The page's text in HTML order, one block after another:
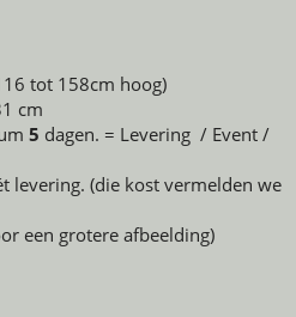
tot 158cm hoog)
cm
5 dagen. = Levering / Event /
levering. (die kost vermelden we
een grotere afbeelding)